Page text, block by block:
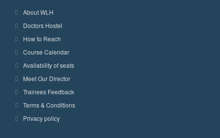
About WLH
Doctors Hostel
How to Reach
Course Calendar
Availability of seats
Meet Our Director
Trainees Feedback
Terms & Conditions
Privacy policy